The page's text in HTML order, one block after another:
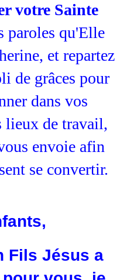
votre Sainte
paroles qu'Elle
et repartez
de grâces pour
dans vos
lieux de travail,
envoie afin
se convertir.
Fils Jésus a